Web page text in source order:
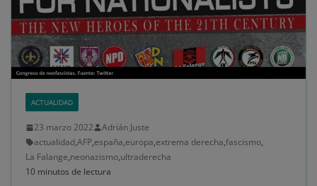
ACTUALIDAD
23 marzo 2022
Adrián Juste
actualidad,AFP,españa,europa,extrema derecha,fascismo,
La Falange,neonazismo,ultraderecha
10 minutos de lectura